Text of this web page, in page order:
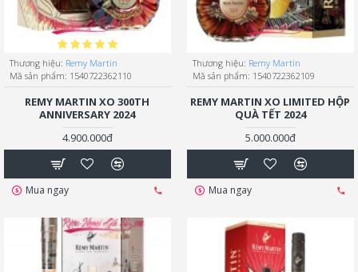
Thương hiệu: Remy Martin
Mã sản phẩm: 1540722362110
REMY MARTIN XO 300TH
ANNIVERSARY 2024
4.900.000đ
Mua ngay
Thương hiệu: Remy Martin
Mã sản phẩm: 1540722362109
REMY MARTIN XO LIMITED HỘP
QUÀ TẾT 2024
5.000.000đ
Mua ngay